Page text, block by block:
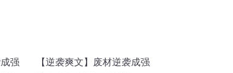
强 【逆袭爽文】废材逆袭成强